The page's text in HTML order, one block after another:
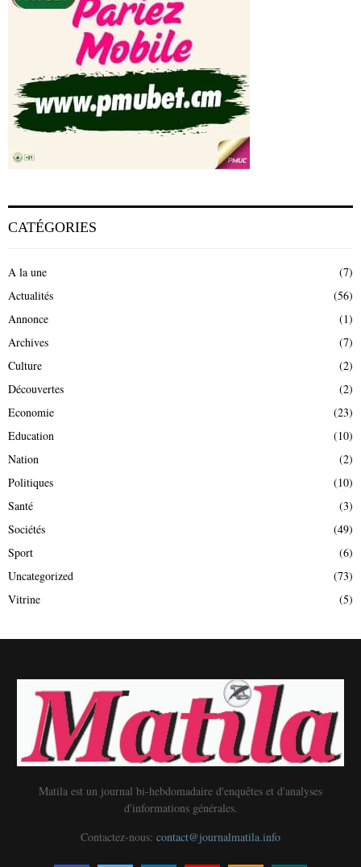
CATÉGORIES
A la une
(7)
Actualités
(56)
Annonce
(1)
Archives
(7)
Culture
(2)
Découvertes
(2)
Economie
(23)
Education
(10)
Nation
(2)
Politiques
(10)
Santé
(3)
Sociétés
(49)
Sport
(6)
Uncategorized
(73)
Vitrine
(5)
Matila est un journal bi-hebdomadaire d'enquêtes et d'analyses
d'informations générales.
Contactez-nous: contact@journalmatila.info